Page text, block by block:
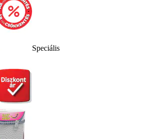
Speciális